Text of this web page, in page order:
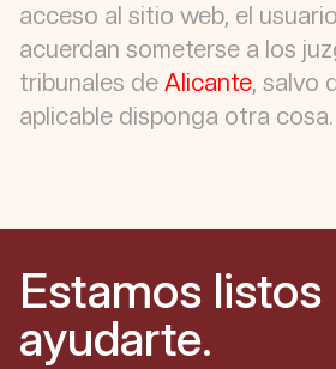
acceso al sitio web, el
acuerdan someterse a los
tribunales de Alicante, salvo
aplicable disponga otra cosa.
Estamos listos
ayudarte.